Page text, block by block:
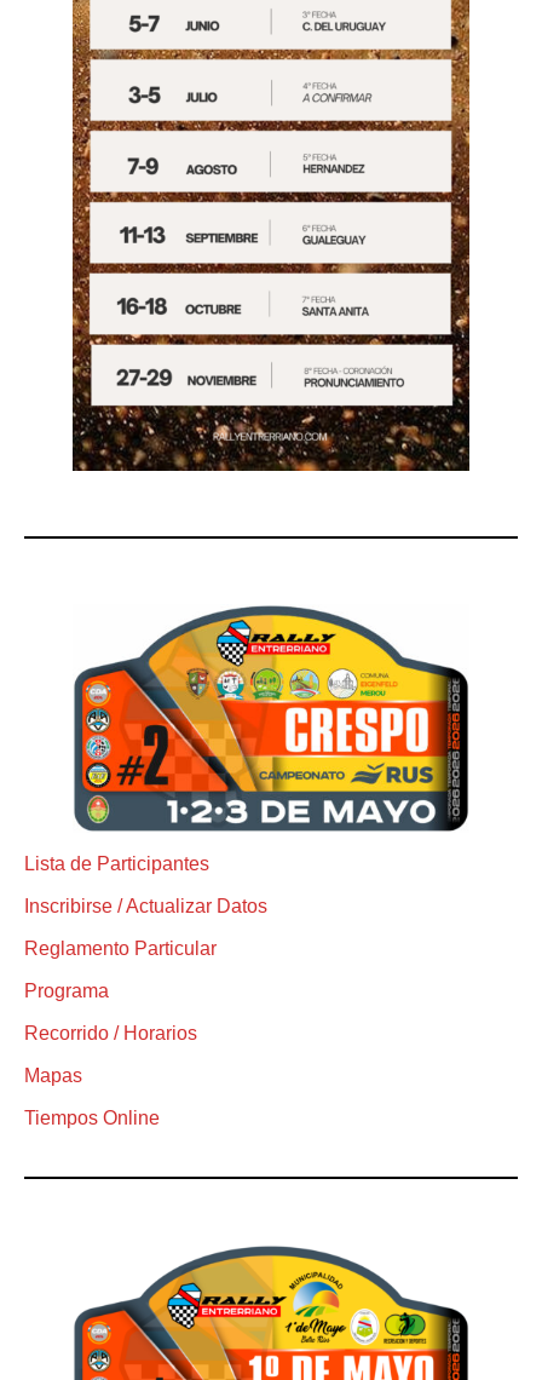
Lista de Participantes
Inscribirse / Actualizar Datos
Reglamento Particular
Programa
Recorrido / Horarios
Mapas
Tiempos Online